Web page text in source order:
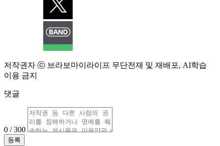
저작권자 ⓒ 브라보마이라이프 무단전재 및 재배포, AI학습
이용 금지
댓글
0 / 300